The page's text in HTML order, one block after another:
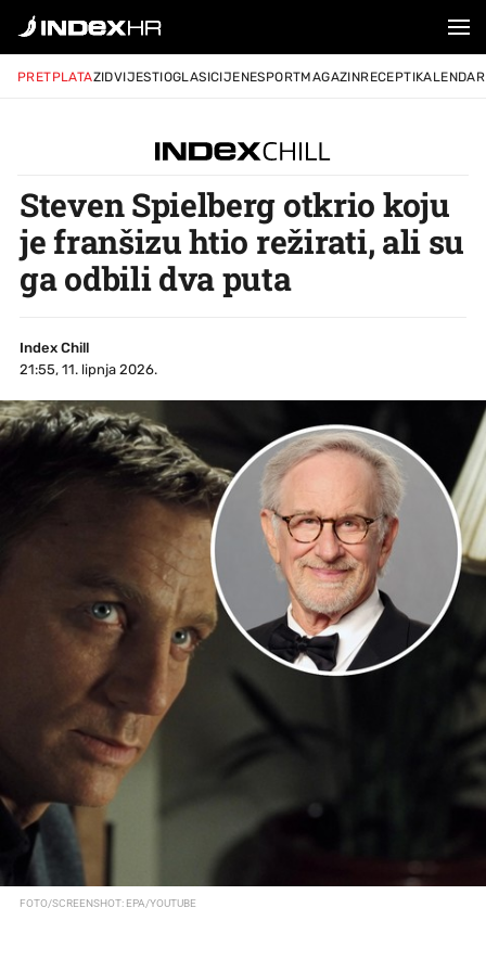
PRETPLATAZIDVIJESTIOGLASICIJENESPORTMAGAZINRECEPTIKALENDAR
Steven Spielberg otkrio koju
je franšizu htio režirati, ali su
ga odbili dva puta
Index Chill
21:55, 11. lipnja 2026.
FOTO/SCREENSHOT: EPA/YOUTUBE